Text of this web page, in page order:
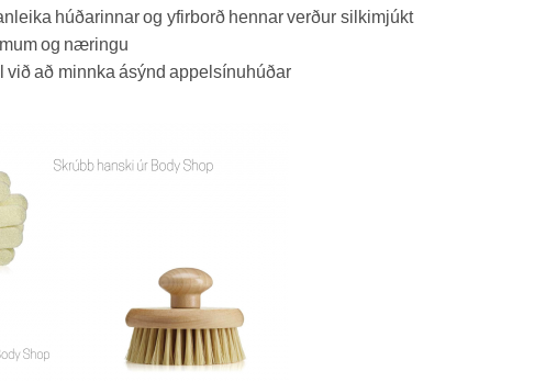
húðarinnar og yfirborð hennar verður silkimjúkt
og næringu
að minnka ásýnd appelsínuhúðar